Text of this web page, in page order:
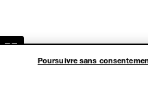
Poursuivre sans